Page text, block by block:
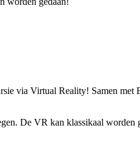
via Virtual Reality! Samen met
De VR kan klassikaal worden